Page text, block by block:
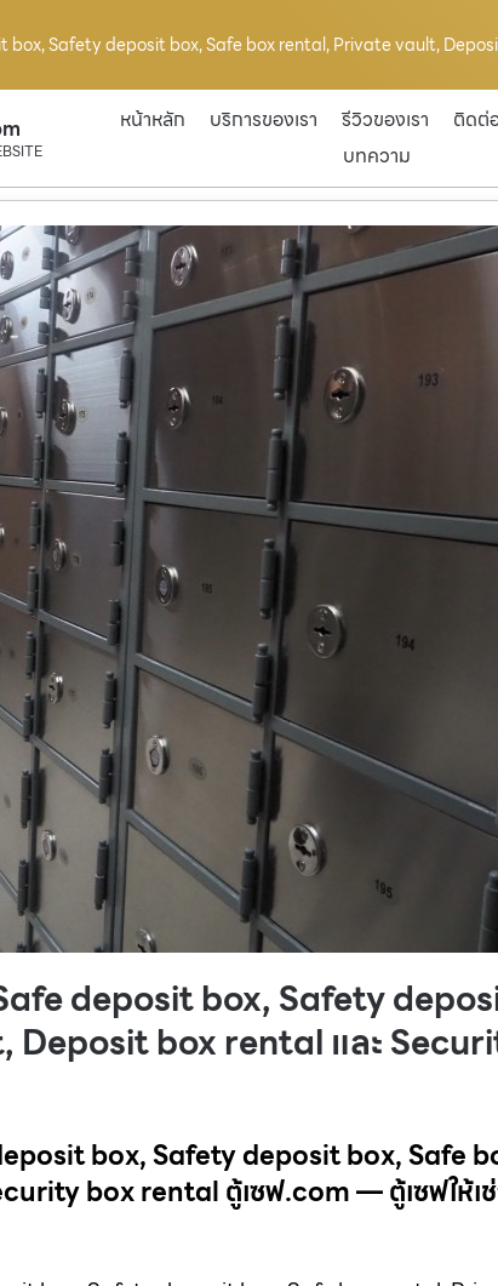
box, Safety deposit box, Safe box rental, Private vault,
หน้าหลัก บริการของเรา รีวิวของเรา ติดต่
บทความ
deposit box, Safety
box rental และ
box, Safety deposit box, Safe
box rental ตู้เซฟ.com — ตู้เซฟให้เช่